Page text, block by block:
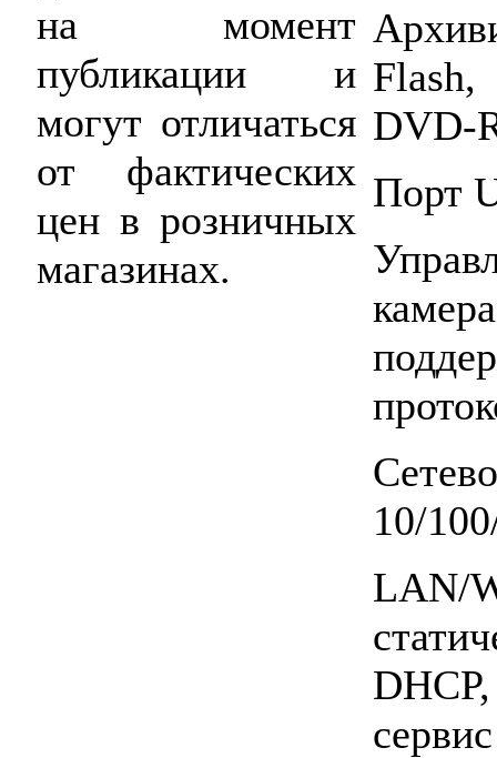
на момент
публикации и
могут отличаться
от фактических
цен в розничных
магазинах.
DVD-
Порт
10/
LAN/